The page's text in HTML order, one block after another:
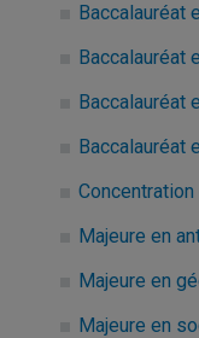
Baccalauréat
Baccalauréat
Baccalauréat
Baccalauréat
Majeure en
Majeure en
Majeure en